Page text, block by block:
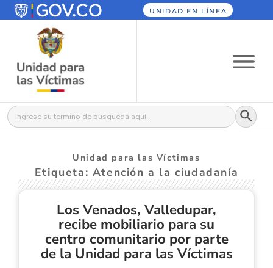
UNIDAD EN LÍNEA
Buscar: Botón
Unidad para las Víctimas
Etiqueta: Atención a la ciudadanía
Los Venados, Valledupar,
recibe mobiliario para su
centro comunitario por parte
de la Unidad para las Víctimas